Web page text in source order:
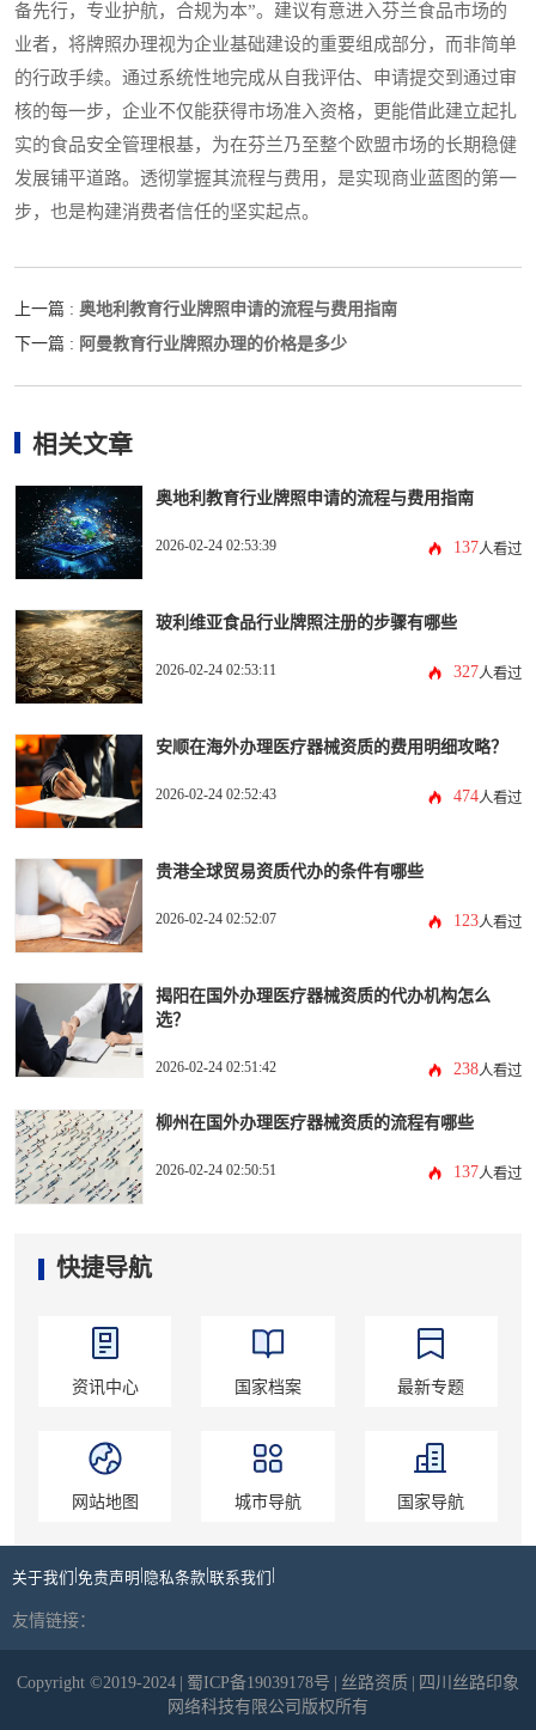
备先行，专业护航，合规为本”。建议有意进入芬兰食品市场的
业者，将牌照办理视为企业基础建设的重要组成部分，而非简单
的行政手续。通过系统性地完成从自我评估、申请提交到通过审
核的每一步，企业不仅能获得市场准入资格，更能借此建立起扎
实的食品安全管理根基，为在芬兰乃至整个欧盟市场的长期稳健
发展铺平道路。透彻掌握其流程与费用，是实现商业蓝图的第一
步，也是构建消费者信任的坚实起点。
上一篇 : 奥地利教育行业牌照申请的流程与费用指南
下一篇 : 阿曼教育行业牌照办理的价格是多少
相关文章
奥地利教育行业牌照申请的流程与费用指南
2026-02-24 02:53:39 137人看过
玻利维亚食品行业牌照注册的步骤有哪些
2026-02-24 02:53:11 327人看过
安顺在海外办理医疗器械资质的费用明细攻略？
2026-02-24 02:52:43 474人看过
贵港全球贸易资质代办的条件有哪些
2026-02-24 02:52:07 123人看过
揭阳在国外办理医疗器械资质的代办机构怎么
选？
2026-02-24 02:51:42 238人看过
柳州在国外办理医疗器械资质的流程有哪些
2026-02-24 02:50:51 137人看过
快捷导航
资讯中心 国家档案 最新专题
网站地图 城市导航 国家导航
关于我们 免责声明 隐私条款 联系我们
友情链接：
Copyright ©2019-2024 蜀ICP备19039178号 丝路资质
四川丝路印象
网络科技有限公司版权所有